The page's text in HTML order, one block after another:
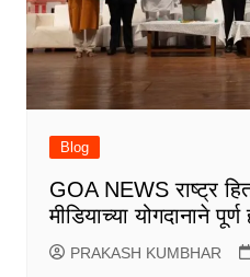
Blog
GOA NEWS राष्ट्र
मीडियाच्या योगदानाने
PRAKASH KUMBHAR